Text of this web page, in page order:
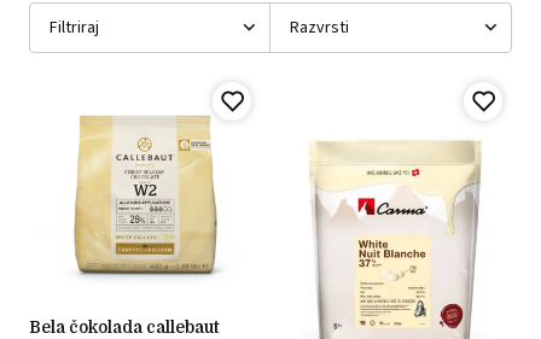
Filtriraj
Razvrsti
bela čokolada callebaut